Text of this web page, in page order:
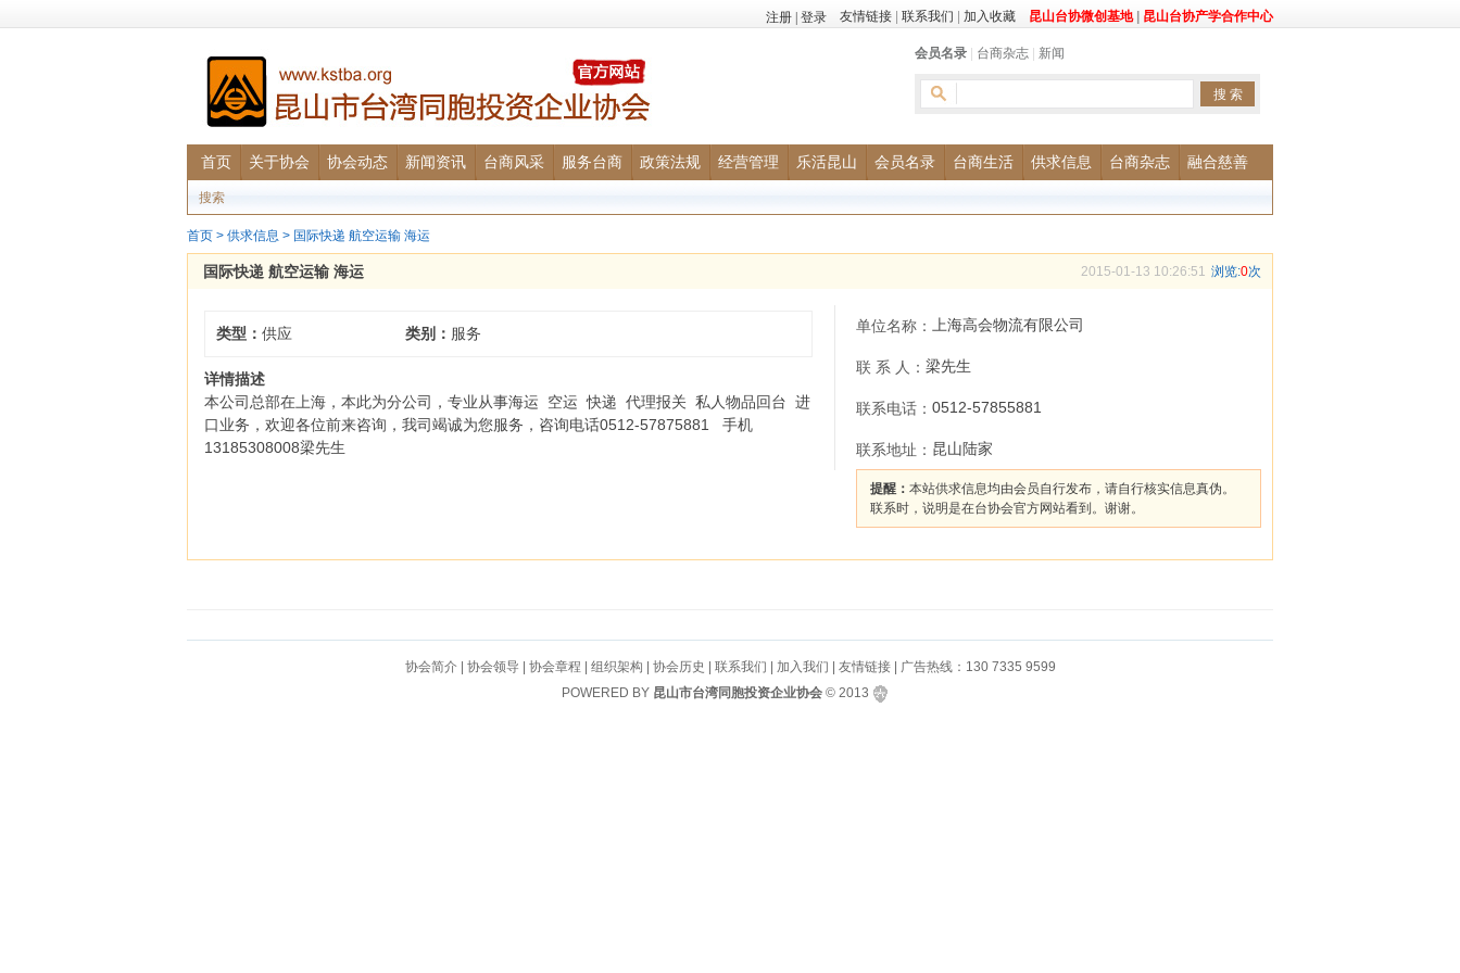
昆山台协微创基地| 昆山台协产学合作中心
友情链接 联系我们 加入收藏
会员名录 台商杂志 新闻
首页 关于协会 协会动态 新闻资讯 台商风采 服务台商 政策法规 经营管理 乐活昆山 会员名录 台商生活 供求信息 台商杂志 融合慈善
搜索
首页 > 供求信息 > 国际快递 航空运输 海运
国际快递 航空运输 海运 2015-01-13 10:26:51 浏览:0次
类型： 供应 类别： 服务
详情描述
本公司总部在上海，本此为分公司，专业从事海运 空运 快递 代理报关 私人物品回台 进
口业务，欢迎各位前来咨询，我司竭诚为您服务，咨询电话0512-57875881 手机
13185308008梁先生
单位名称： 上海高会物流有限公司
联 系 人： 梁先生
联系电话： 0512-57855881
联系地址： 昆山陆家
提醒： 本站供求信息均由会员自行发布，请自行核实信息真伪。
联系时，说明是在台协会官方网站看到。谢谢。
协会简介| 协会领导 协会章程 组织架构 协会历史 联系我们 加入我们 友情链接| 广告热线：130 7335 9599
POWERED BY 昆山市台湾同胞投资企业协会 © 2013